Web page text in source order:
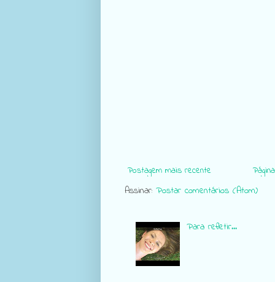
Postagem mais recente
Assinar:Postar comentários (Atom)
Para refletir...